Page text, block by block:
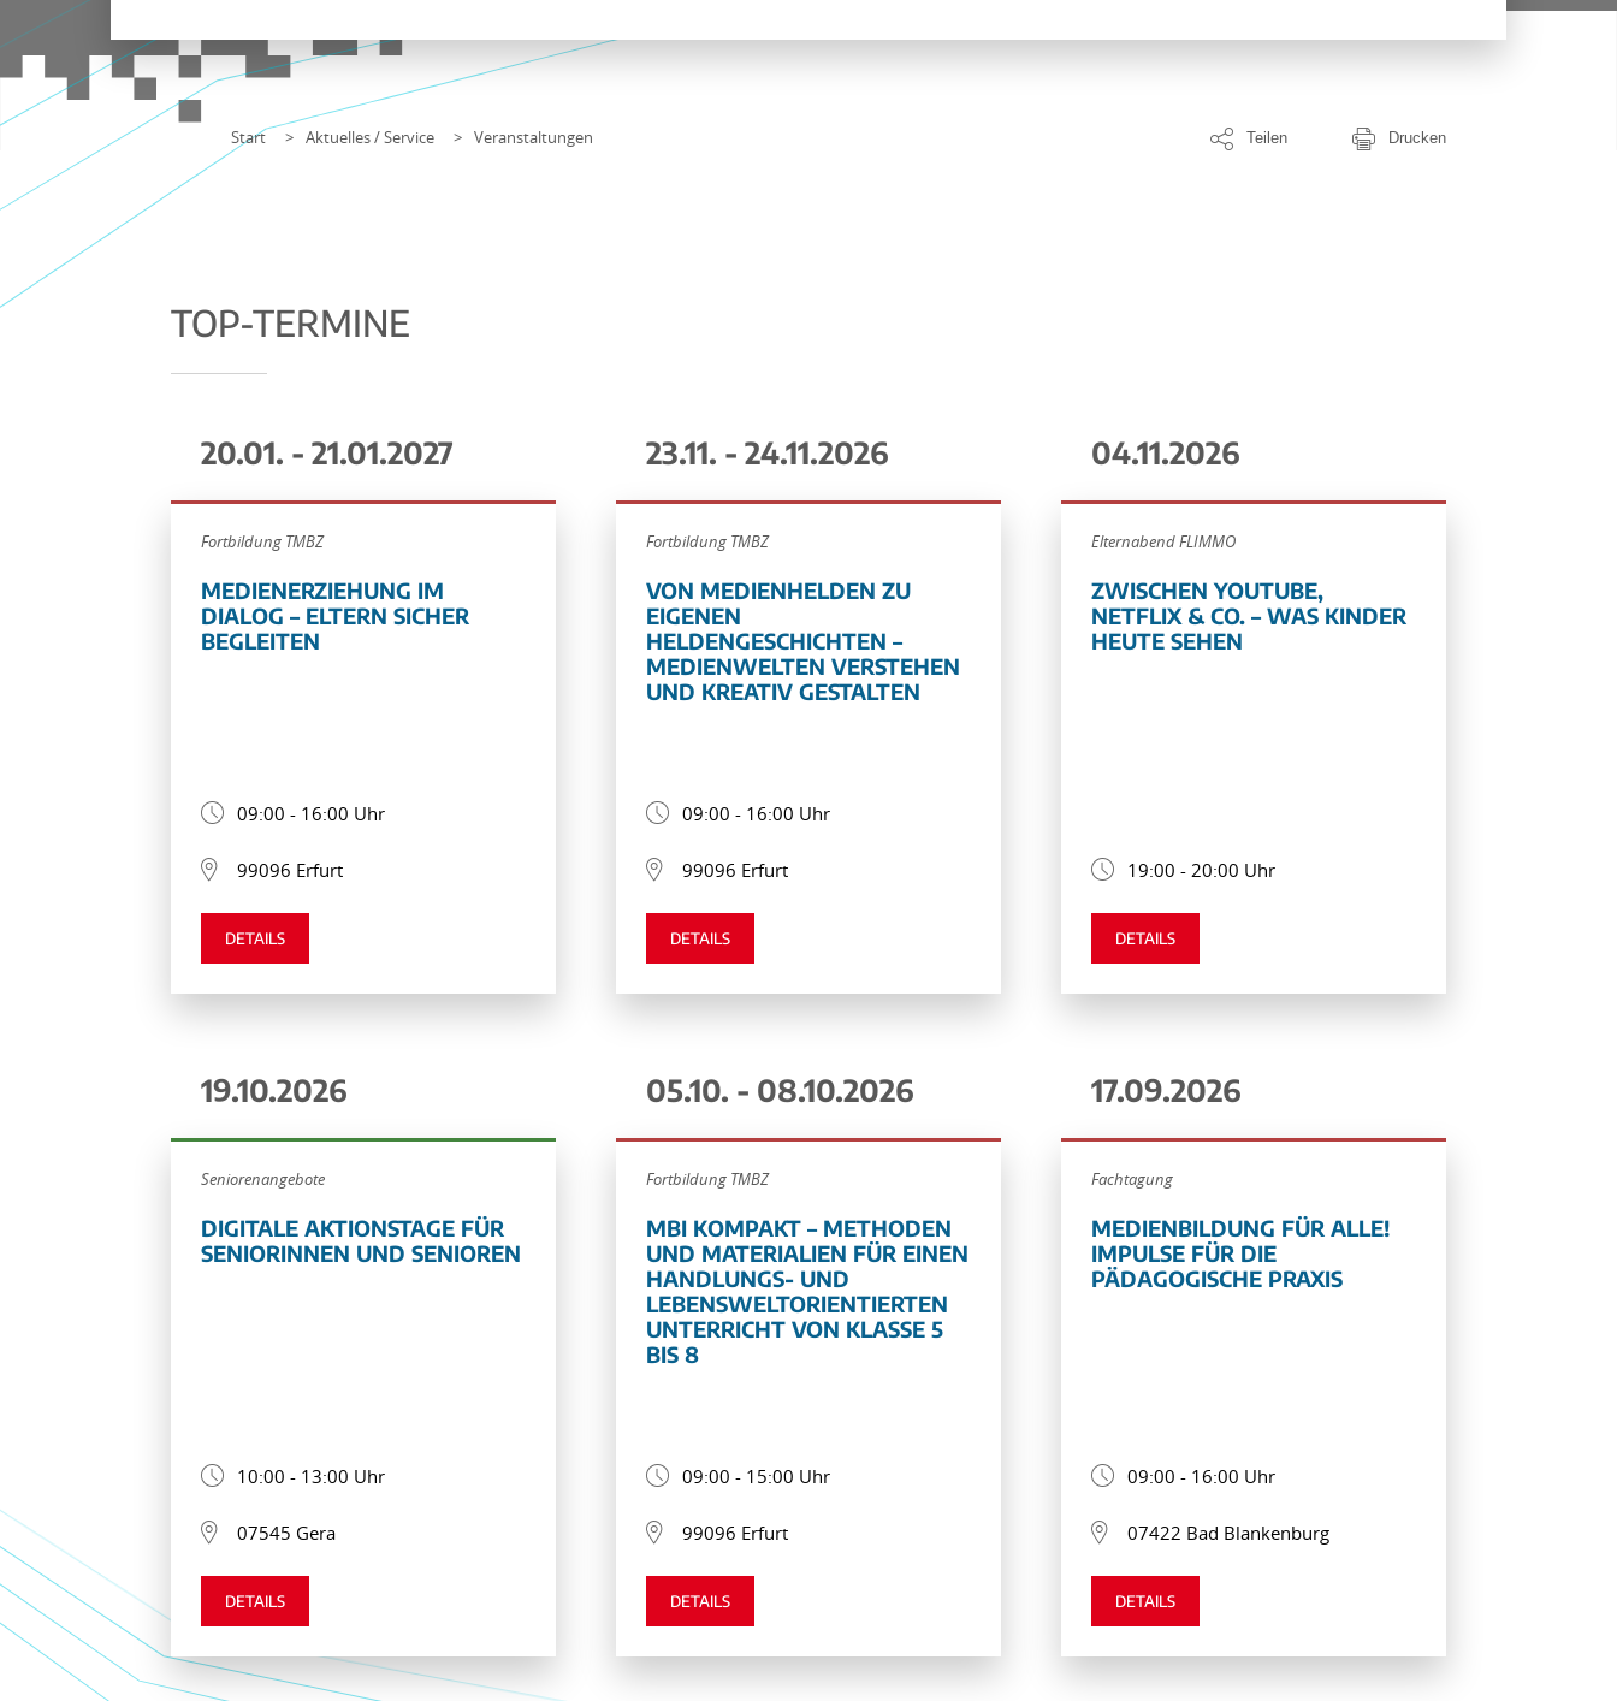
Start Aktuelles / Service Veranstaltungen Teilen Drucken
TOP-TERMINE
20.01. - 21.01.2027
Fortbildung TMBZ
MEDIENERZIEHUNG IM
DIALOG – ELTERN SICHER
BEGLEITEN
09:00 - 16:00 Uhr
99096 Erfurt
DETAILS
23.11. - 24.11.2026
Fortbildung TMBZ
VON MEDIENHELDEN ZU
EIGENEN
HELDENGESCHICHTEN –
MEDIENWELTEN VERSTEHEN
UND KREATIV GESTALTEN
09:00 - 16:00 Uhr
99096 Erfurt
DETAILS
04.11.2026
Elternabend FLIMMO
ZWISCHEN YOUTUBE,
NETFLIX & CO. – WAS KINDER
HEUTE SEHEN
19:00 - 20:00 Uhr
DETAILS
19.10.2026
Seniorenangebote
DIGITALE AKTIONSTAGE FÜR
SENIORINNEN UND SENIOREN
10:00 - 13:00 Uhr
07545 Gera
DETAILS
05.10. - 08.10.2026
Fortbildung TMBZ
MBI KOMPAKT – METHODEN
UND MATERIALIEN FÜR EINEN
HANDLUNGS- UND
LEBENSWELTORIENTIERTEN
UNTERRICHT VON KLASSE 5
BIS 8
09:00 - 15:00 Uhr
99096 Erfurt
DETAILS
17.09.2026
Fachtagung
MEDIENBILDUNG FÜR ALLE!
IMPULSE FÜR DIE
PÄDAGOGISCHE PRAXIS
09:00 - 16:00 Uhr
07422 Bad Blankenburg
DETAILS